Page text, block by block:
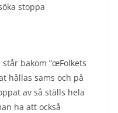
stoppa
bakom ”œFolkets
hållas sams och på
av så ställs hela
ha att också